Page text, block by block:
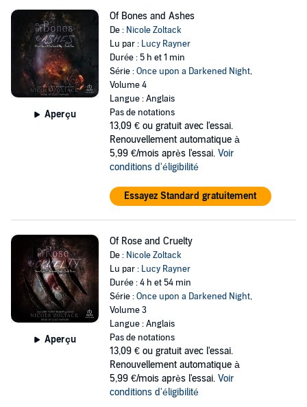
Aperçu
Of Bones and Ashes
De : Nicole Zoltack
Lu par : Lucy Rayner
Durée : 5 h et 1 min
Série :Once upon a Darkened Night,
Volume 4
Langue : Anglais
Pas de notations
13,09 € ou gratuit avec l'essai.
Renouvellement automatique à
5,99 €/mois après l'essai. Voir
conditions d'éligibilité
Essayez Standard gratuitement
Aperçu
Of Rose and Cruelty
De : Nicole Zoltack
Lu par : Lucy Rayner
Durée : 4 h et 54 min
Série :Once upon a Darkened Night,
Volume 3
Langue : Anglais
Pas de notations
13,09 € ou gratuit avec l'essai.
Renouvellement automatique à
5,99 €/mois après l'essai. Voir
conditions d'éligibilité